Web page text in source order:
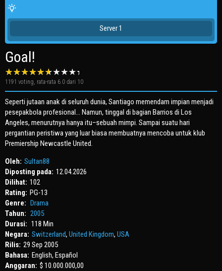
Server 1
Goal!
1191 voting, rata-rata 6.0 dari 10
Seperti jutaan anak di seluruh dunia, Santiago memendam impian menjadi
pesepakbola profesional… Namun, tinggal di bagian Barrios di Los
Angeles, menurutnya hanya itu–sebuah mimpi. Sampai suatu hari
pergantian peristiwa yang luar biasa membuatnya mencoba untuk klub
Premiership Newcastle United.
Oleh: Sultan88
Diposting pada: 12.04.2026
Dilihat: 102
Rating: PG-13
Genre:
Drama
Tahun: 2005
Durasi: 118 Min
Negara: Switzerland, United Kingdom, USA
Rilis: 29 Sep 2005
Bahasa: English, Español
Anggaran: $ 10.000.000,00